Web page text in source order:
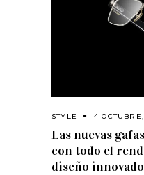
STYLE 4
Las nuevas
con todo el
diseño